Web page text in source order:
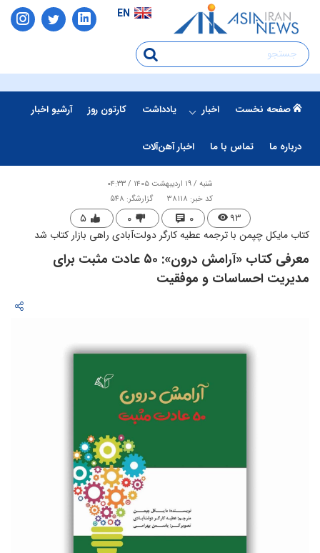
EN
صفحه نخست اخبار یادداشت کارتون روز آرشیو اخبار
درباره ما تماس با ما اخبار آهن‌آلات
شنبه / ۱۹ اردیبهشت ۱۴۰۵ / ۰۴:۳۳
کد خبر: 38118
گزارشگر: 548
۹۳ ۰ ۰ ۵
کتاب مایکل چپمن با ترجمه عطیه کارگر دولت‌آبادی راهی بازار کتاب شد
معرفی کتاب «آرامش درون»: ۵۰ عادت مثبت برای
مدیریت احساسات و موفقیت